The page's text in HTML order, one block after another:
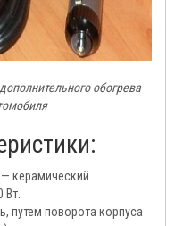
обогрева
керамический.
путем поворота корпуса